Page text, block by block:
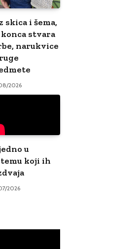
skica i šema,
konca stvara
narukvice
2026
u
koji ih
2026